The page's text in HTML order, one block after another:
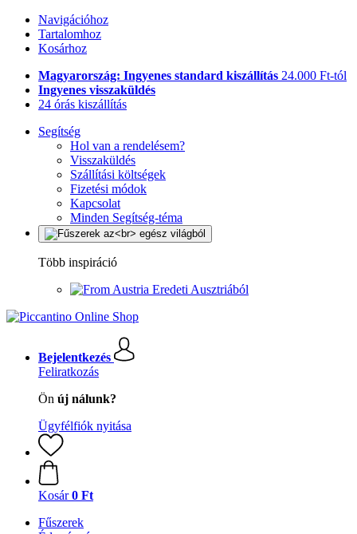
Navigációhoz
Tartalomhoz
Kosárhoz
Magyarország: Ingyenes standard kiszállítás 24.000 Ft-tól
Ingyenes visszaküldés
24 órás kiszállítás
Segítség
Hol van a rendelésem?
Visszaküldés
Szállítási költségek
Fizetési módok
Kapcsolat
Minden Segítség-téma
Több inspiráció
Eredeti Ausztriából
Bejelentkezés
Feliratkozás
Ön új nálunk?
Ügyfélfiók nyitása
Kosár 0 Ft
Fűszerek